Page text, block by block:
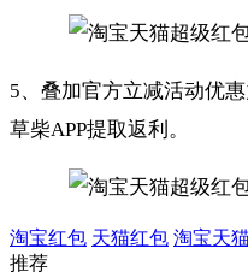
5、叠加官方立减活动优
草柴APP提取返利。
淘宝红包 天猫红包 淘宝天
推荐